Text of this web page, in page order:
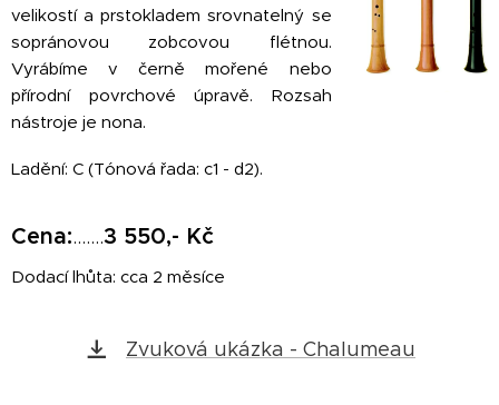
velikostí a prstokladem srovnatelný se
sopránovou zobcovou flétnou.
Vyrábíme v černě mořené nebo
přírodní povrchové úpravě. Rozsah
nástroje je nona.
Ladění: C (Tónová řada: c1 - d2).
Cena:.......3 550,- Kč
Dodací lhůta: cca 2 měsíce
Zvuková ukázka - Chalumeau